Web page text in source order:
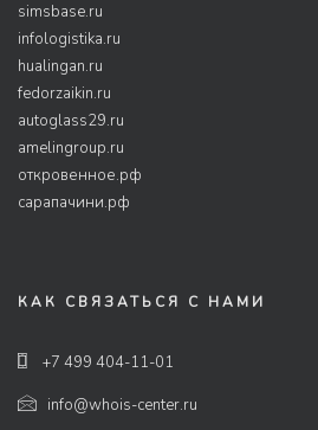
simsbase.ru
infologistika.ru
hualingan.ru
fedorzaikin.ru
autoglass29.ru
amelingroup.ru
откровенное.рф
сарапачини.рф
КАК СВЯЗАТЬСЯ С НАМИ
+7 499 404-11-01
info@whois-center.ru